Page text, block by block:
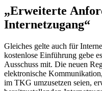
„Erweiterte
Internetzugang“
Gleiches gelte auch für
kostenlose Einführung gebe
Ausschuss mit. Die neuen
elektronische
im TKG umzusetzen seien,